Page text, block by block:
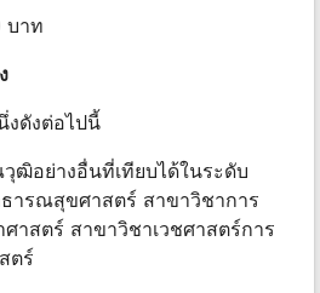
บาท
ดังต่อไปนี้
อย่างอื่นที่เทียบได้ในระดับ
ารณสุขศาสตร์ สาขาวิชาการ
าสตร์ สาขาวิชาเวชศาสตร์การ
ตร์